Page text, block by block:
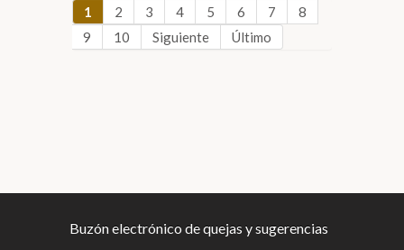
1 2 3 4 5 6 7
8
9
10 Siguiente Último
Buzón electrónico de quejas y sugerencias